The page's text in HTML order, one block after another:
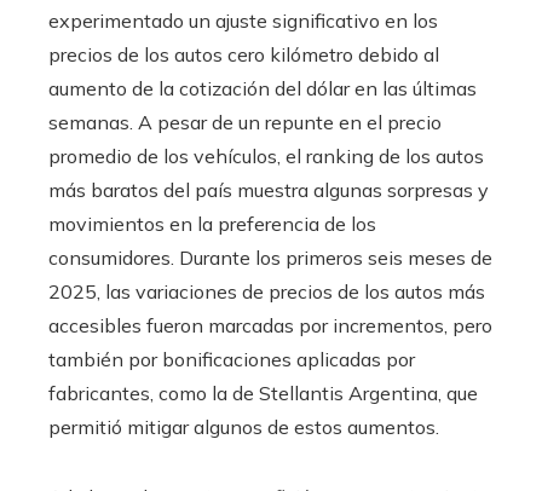
experimentado un ajuste significativo en los
precios de los autos cero kilómetro debido al
aumento de la cotización del dólar en las últimas
semanas. A pesar de un repunte en el precio
promedio de los vehículos, el ranking de los autos
más baratos del país muestra algunas sorpresas y
movimientos en la preferencia de los
consumidores. Durante los primeros seis meses de
2025, las variaciones de precios de los autos más
accesibles fueron marcadas por incrementos, pero
también por bonificaciones aplicadas por
fabricantes, como la de Stellantis Argentina, que
permitió mitigar algunos de estos aumentos.